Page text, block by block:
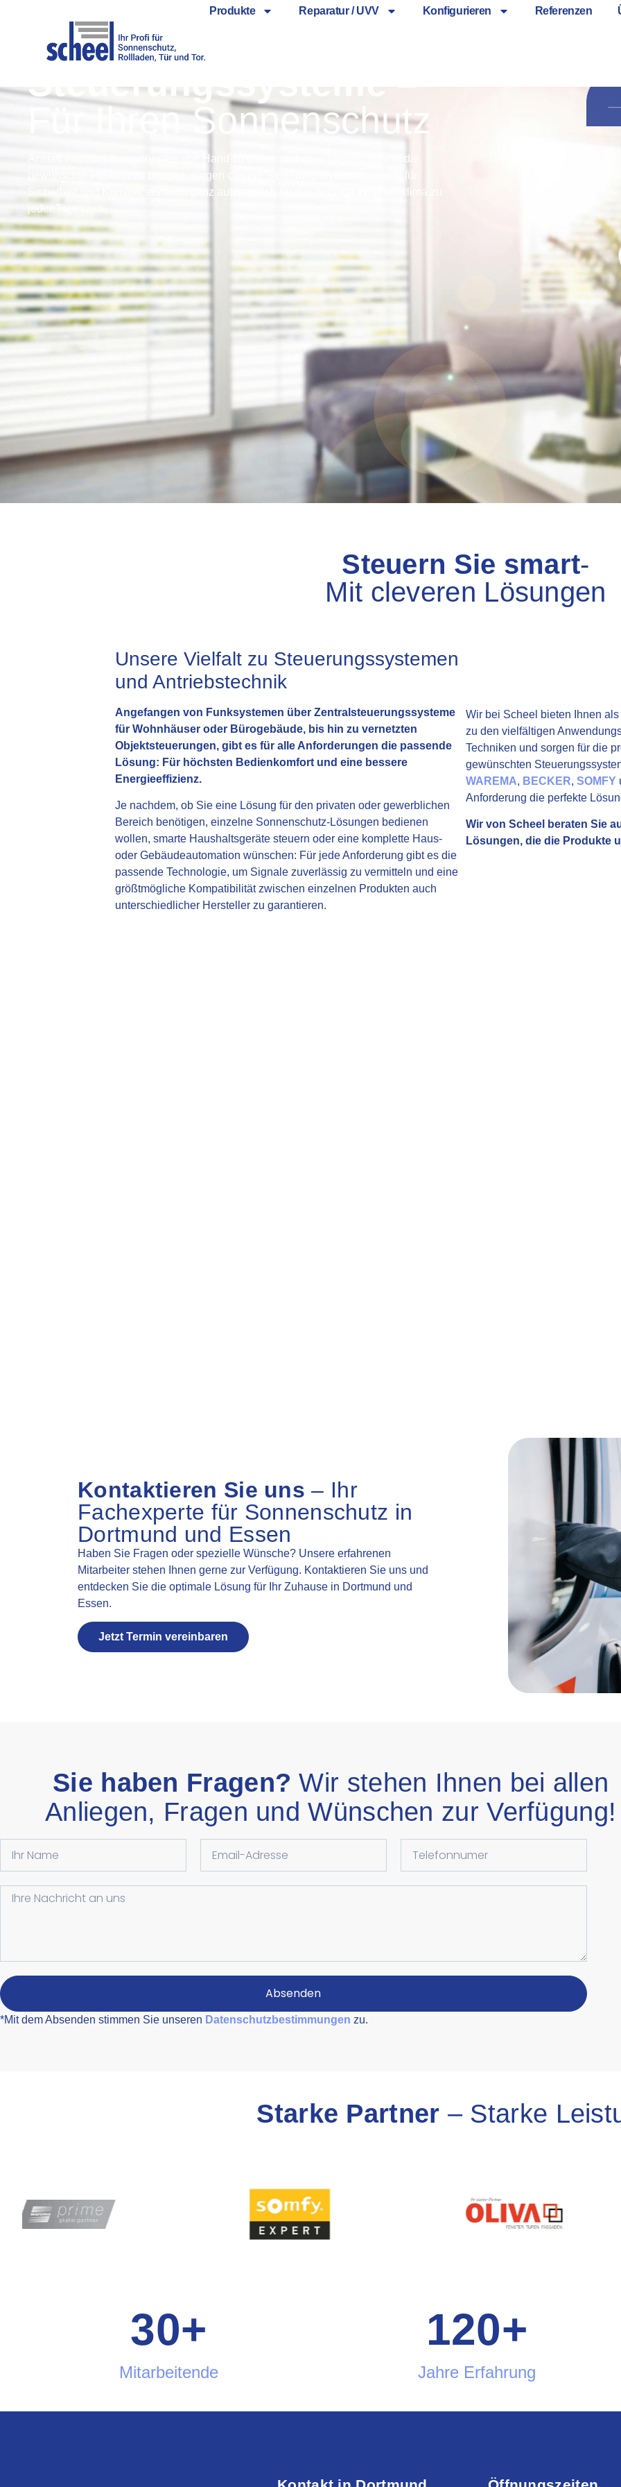
Produkte Reparatur / UVV Konfigurieren Referenzen
Steuerungssysteme –
Für Ihren Sonnenschutz
Anstatt einzelne Komponenten von Hand zu öffnen und zu schließen oder in die
gewünschte Position zu bringen, sorgen clevere Steuerungssysteme sowohl für
Sicherheit und Komfort, als auch ganz automatisch für das perfekte Wohlfühlklima zu
jeder Tageszeit.
Steuern Sie smart-
Mit cleveren Lösungen
Unsere Vielfalt zu Steuerungssystemen
und Antriebstechnik
Angefangen von Funksystemen über Zentralsteuerungssysteme
für Wohnhäuser oder Bürogebäude, bis hin zu vernetzten
Objektsteuerungen, gibt es für alle Anforderungen die passende
Lösung: Für höchsten Bedienkomfort und eine bessere
Energieeffizienz.
Je nachdem, ob Sie eine Lösung für den privaten oder gewerblichen
Bereich benötigen, einzelne Sonnenschutz-Lösungen bedienen
wollen, smarte Haushaltsgeräte steuern oder eine komplette Haus-
oder Gebäudeautomation wünschen: Für jede Anforderung gibt es die
passende Technologie, um Signale zuverlässig zu vermitteln und eine
größtmögliche Kompatibilität zwischen einzelnen Produkten auch
unterschiedlicher Hersteller zu garantieren.
Wir bei Scheel bieten Ihnen
zu den vielfältigen
Techniken und sorgen für die
gewünschten
WAREMA, BECKER, SOMFY
Anforderung die perfekte
Wir von Scheel beraten Sie
Lösungen, die die Produkte
Kontaktieren Sie uns – Ihr
Fachexperte für Sonnenschutz in
Dortmund und Essen
Haben Sie Fragen oder spezielle Wünsche? Unsere erfahrenen
Mitarbeiter stehen Ihnen gerne zur Verfügung. Kontaktieren Sie uns und
entdecken Sie die optimale Lösung für Ihr Zuhause in Dortmund und
Essen.
Jetzt Termin vereinbaren
Sie haben Fragen? Wir stehen Ihnen bei allen
Anliegen, Fragen und Wünschen zur Verfügung!
Absenden
*Mit dem Absenden stimmen Sie unseren Datenschutzbestimmungen zu.
Starke Partner – Starke
Mitarbeitende
30+
Jahre Erfahrung
120+